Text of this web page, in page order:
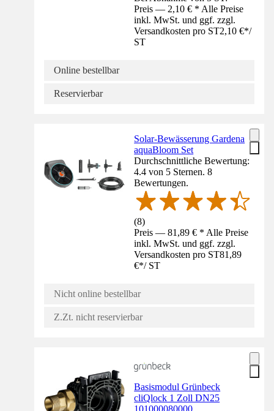
Preis — 2,10 € * Alle Preise
inkl. MwSt. und ggf. zzgl.
Versandkosten pro ST2,10 €*/
ST
Online bestellbar
Reservierbar
Solar-Bewässerung Gardena
aquaBloom Set
Durchschnittliche Bewertung:
4.4 von 5 Sternen. 8
Bewertungen.
(8)
Preis — 81,89 € * Alle Preise
inkl. MwSt. und ggf. zzgl.
Versandkosten pro ST81,89
€*/ ST
Nicht online bestellbar
Z.Zt. nicht reservierbar
Basismodul Grünbeck
cliQlock 1 Zoll DN25
101000080000